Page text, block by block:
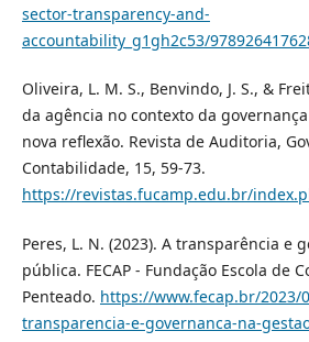
sector-transparency-and-
accountability_g1gh2c53/
Oliveira, L. M. S., Benvindo, J. S., &
da agência no contexto da
nova reflexão. Revista de Auditoria,
Contabilidade, 15, 59-73.
https://revistas.fucamp.edu.br/
Peres, L. N. (2023). A transparência e
pública. FECAP - Fundação Escola de
Penteado. https://www.fecap.br/2023/
transparencia-e-governanca-na-